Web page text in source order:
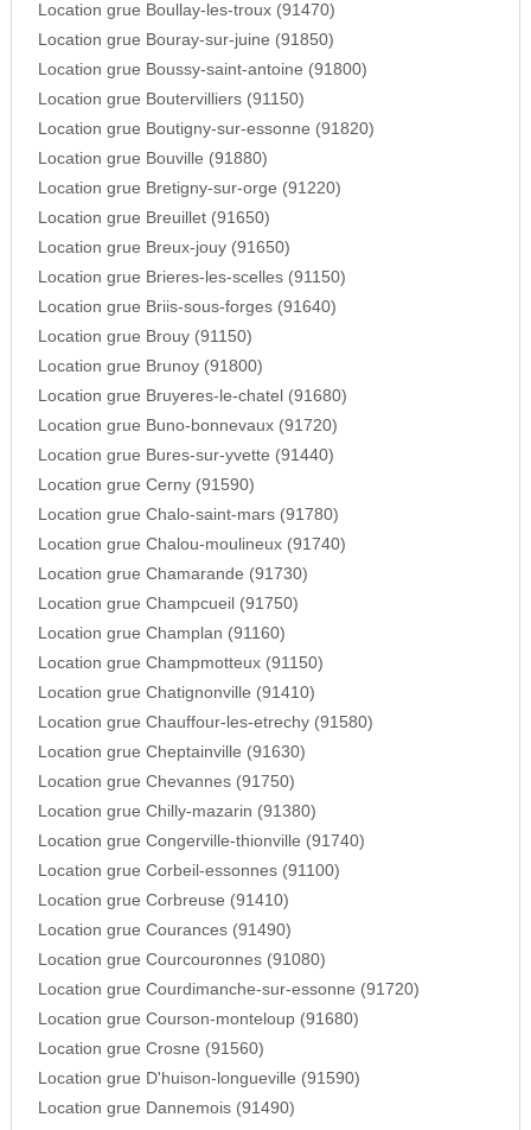
Location grue Boullay-les-troux (91470)
Location grue Bouray-sur-juine (91850)
Location grue Boussy-saint-antoine (91800)
Location grue Boutervilliers (91150)
Location grue Boutigny-sur-essonne (91820)
Location grue Bouville (91880)
Location grue Bretigny-sur-orge (91220)
Location grue Breuillet (91650)
Location grue Breux-jouy (91650)
Location grue Brieres-les-scelles (91150)
Location grue Briis-sous-forges (91640)
Location grue Brouy (91150)
Location grue Brunoy (91800)
Location grue Bruyeres-le-chatel (91680)
Location grue Buno-bonnevaux (91720)
Location grue Bures-sur-yvette (91440)
Location grue Cerny (91590)
Location grue Chalo-saint-mars (91780)
Location grue Chalou-moulineux (91740)
Location grue Chamarande (91730)
Location grue Champcueil (91750)
Location grue Champlan (91160)
Location grue Champmotteux (91150)
Location grue Chatignonville (91410)
Location grue Chauffour-les-etrechy (91580)
Location grue Cheptainville (91630)
Location grue Chevannes (91750)
Location grue Chilly-mazarin (91380)
Location grue Congerville-thionville (91740)
Location grue Corbeil-essonnes (91100)
Location grue Corbreuse (91410)
Location grue Courances (91490)
Location grue Courcouronnes (91080)
Location grue Courdimanche-sur-essonne (91720)
Location grue Courson-monteloup (91680)
Location grue Crosne (91560)
Location grue D'huison-longueville (91590)
Location grue Dannemois (91490)